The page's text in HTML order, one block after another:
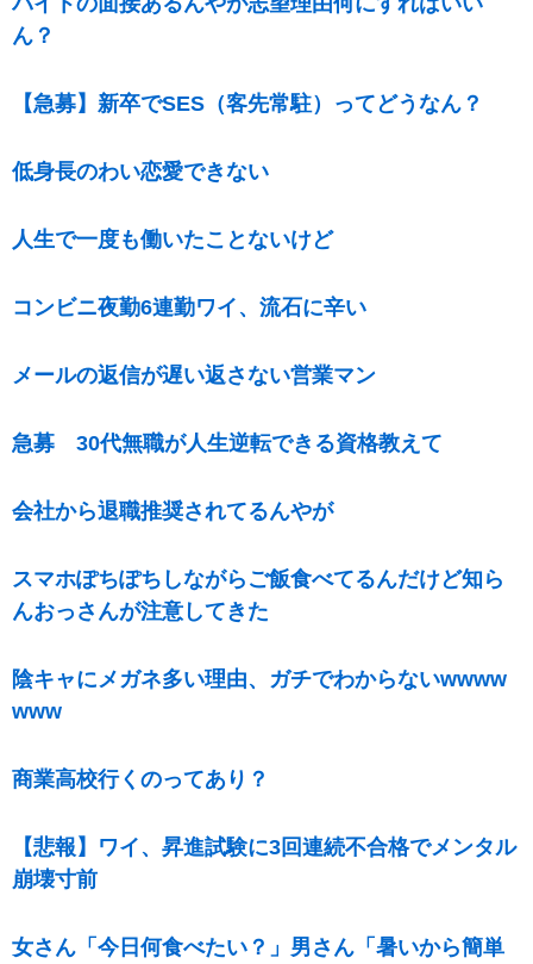
ん？
【急募】新卒でSES（客先常駐）ってどうなん？
低身長のわい恋愛できない
人生で一度も働いたことないけど
コンビニ夜勤6連勤ワイ、流石に辛い
メールの返信が遅い返さない営業マン
急募 30代無職が人生逆転できる資格教えて
会社から退職推奨されてるんやが
スマホぽちぽちしながらご飯食べてるんだけど知ら
んおっさんが注意してきた
陰キャにメガネ多い理由、ガチでわからないwwww
www
商業高校行くのってあり？
【悲報】ワイ、昇進試験に3回連続不合格でメンタル
崩壊寸前
女さん「今日何食べたい？」男さん「暑いから簡単